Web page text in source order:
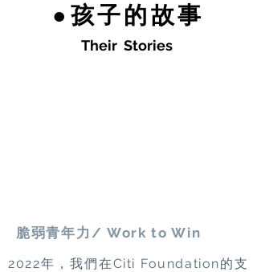
●孩子的故事
Their Stories
脆弱青年力/ Work to Win
2022年，我們在Citi Foundation的支